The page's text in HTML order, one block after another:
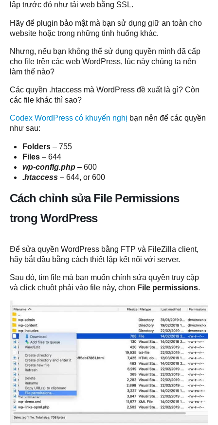
lập trước đó như tải web bằng SSL.
Hãy để plugin bảo mật mà bạn sử dụng giữ an toàn cho
website hoặc trong những tình huống khác.
Nhưng, nếu bạn không thể sử dụng quyền mình đã cấp
cho file trên các web WordPress, lúc này chúng ta nên
làm thế nào?
Các quyền .htaccess mà WordPress đề xuất là gì? Còn
các file khác thì sao?
Codex WordPress có khuyến nghị bạn nên để các quyền
như sau:
Folders – 755
Files – 644
wp-config.php – 600
.htaccess – 644, or 600
Cách chỉnh sửa File Permissions
trong WordPress
Để sửa quyền WordPress bằng FTP và FileZilla client,
hãy bắt đầu bằng cách thiết lập kết nối với server.
Sau đó, tìm file mà bạn muốn chỉnh sửa quyền truy cập
và click chuột phải vào file này, chọn File permissions.